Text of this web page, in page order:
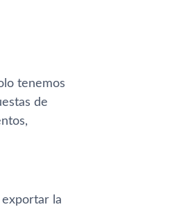
tenemos
de
la